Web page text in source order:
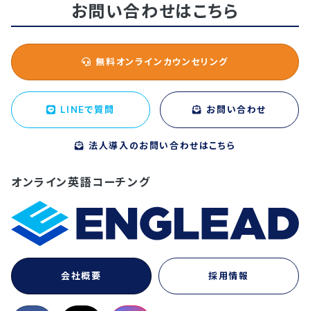
お問い合わせはこちら
無料オンラインカウンセリング
LINEで質問 お問い合わせ
法人導入のお問い合わせはこちら
オンライン英語コーチング
会社概要 採用情報